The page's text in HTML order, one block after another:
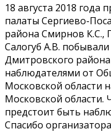
18 августа 2018 года
палаты Сергиево-
района Смирнов
Салогуб А.В.
Дмитровского
наблюдателями от
Московской области
Московской
предстоит быть
Спасибо